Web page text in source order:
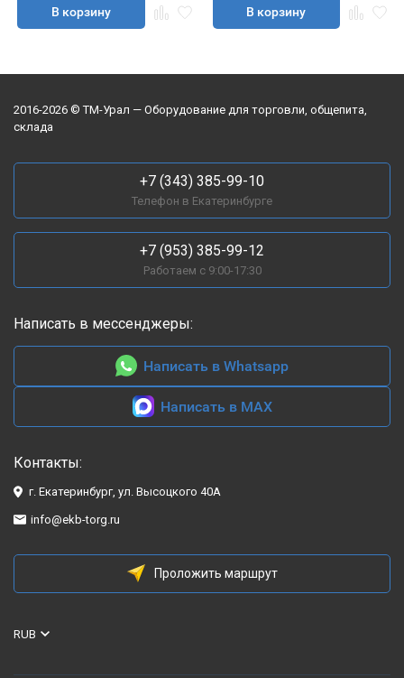
В корзину В корзину
2016-2026 © ТМ-Урал — Оборудование для торговли, общепита,
склада
+7 (343) 385-99-10
Телефон в Екатеринбурге
+7 (953) 385-99-12
Работаем с 9:00-17:30
Написать в мессенджеры:
Написать в Whatsapp
Написать в MAX
Контакты:
г. Екатеринбург, ул. Высоцкого 40А
info@ekb-torg.ru
Проложить маршрут
RUB